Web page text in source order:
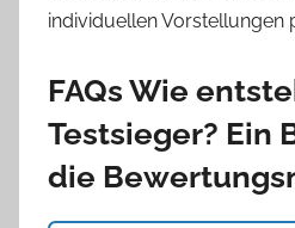
individuellen Vorstellungen
FAQs Wie
Testsieger? Ein
die